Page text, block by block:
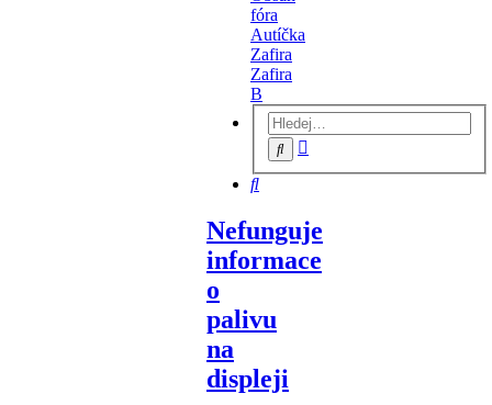
fóra
Autíčka
Zafira
Zafira
B
Hledat
Hledat
Nefunguje
informace
o
palivu
na
displeji